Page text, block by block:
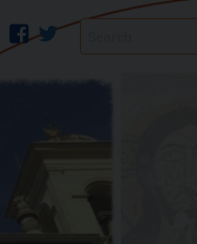
twitter
facebook